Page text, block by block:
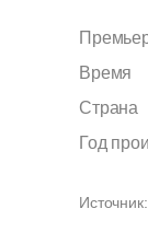
Время
Страна
Год
Источник